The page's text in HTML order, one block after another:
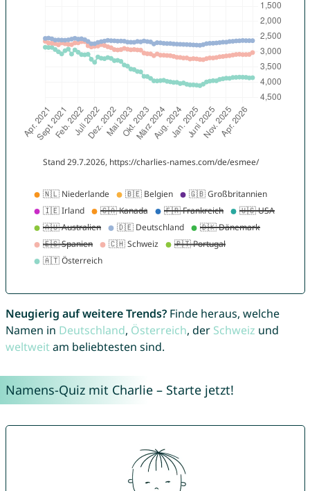
Neugierig auf weitere Trends?Finde heraus, welche
Namen in Deutschland, Österreich, der Schweiz und
weltweitam beliebtesten sind.
Namens-Quiz mit Charlie – Starte jetzt!